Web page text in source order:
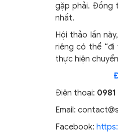
gặp phải. Đồng
nhất.
Hội thảo lần
riêng có thể
thực hiện
Điện thoại: 0981
Email:
Facebook: